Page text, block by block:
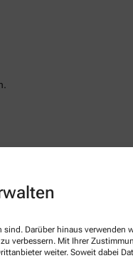
Darüber hinaus verwenden
verbessern. Mit Ihrer
weiter. Soweit dabei
wir diese Info